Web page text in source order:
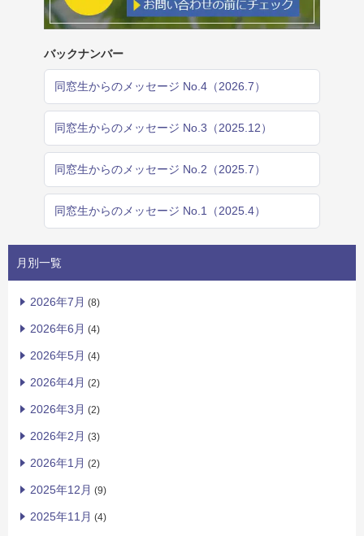
バックナンバー
同窓生からのメッセージ No.4（2026.7）
同窓生からのメッセージ No.3（2025.12）
同窓生からのメッセージ No.2（2025.7）
同窓生からのメッセージ No.1（2025.4）
月別一覧
2026年7月 (8)
2026年6月 (4)
2026年5月 (4)
2026年4月 (2)
2026年3月 (2)
2026年2月 (3)
2026年1月 (2)
2025年12月 (9)
2025年11月 (4)